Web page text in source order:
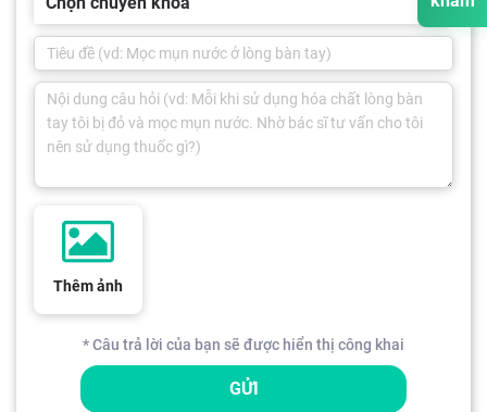
Thêm ảnh
* Câu trả lời của bạn sẽ được hiển thị công khai
GỬI